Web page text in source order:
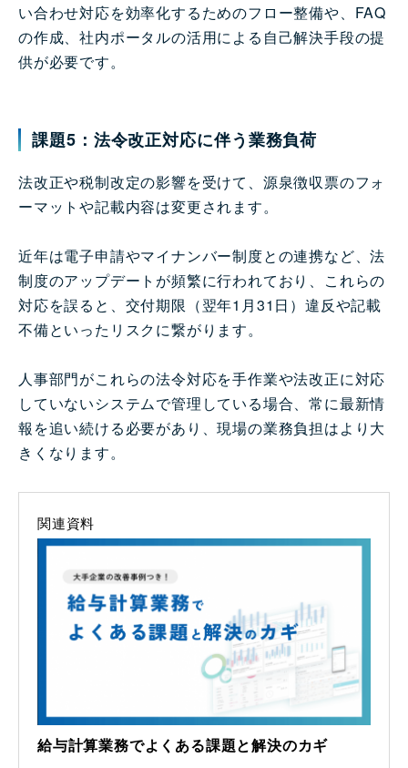
い合わせ対応を効率化するためのフロー整備や、FAQ
の作成、社内ポータルの活用による自己解決手段の提
供が必要です。
課題5：法令改正対応に伴う業務負荷
法改正や税制改定の影響を受けて、源泉徴収票のフォ
ーマットや記載内容は変更されます。
近年は電子申請やマイナンバー制度との連携など、法
制度のアップデートが頻繁に行われており、これらの
対応を誤ると、交付期限（翌年1月31日）違反や記載
不備といったリスクに繋がります。
人事部門がこれらの法令対応を手作業や法改正に対応
していないシステムで管理している場合、常に最新情
報を追い続ける必要があり、現場の業務負担はより大
きくなります。
関連資料
給与計算業務でよくある課題と解決のカギ